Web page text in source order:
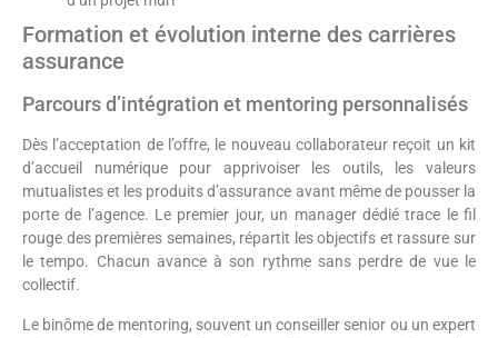
Formation et évolution interne des carrières
assurance
Parcours d’intégration et mentoring personnalisés
Dès l’acceptation de l’offre, le nouveau collaborateur reçoit un kit
d’accueil numérique pour apprivoiser les outils, les valeurs
mutualistes et les produits d’assurance avant même de pousser la
porte de l’agence. Le premier jour, un manager dédié trace le fil
rouge des premières semaines, répartit les objectifs et rassure sur
le tempo. Chacun avance à son rythme sans perdre de vue le
collectif.
Le binôme de mentoring, souvent un conseiller senior ou un expert